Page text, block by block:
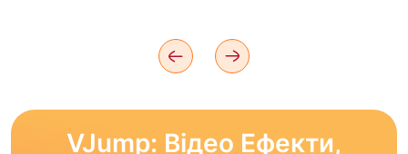
VJump: Відео Ефекти,